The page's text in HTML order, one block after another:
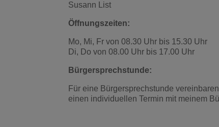
Susann List
Öffnungszeiten:
Mo, Mi, Fr von 08.30 Uhr bis 15.30 Uhr
Di, Do von 08.00 Uhr bis 17.00 Uhr
Bürgersprechstunde:
Für eine Bürgersprechstunde
einen individuellen Termin mit meinem